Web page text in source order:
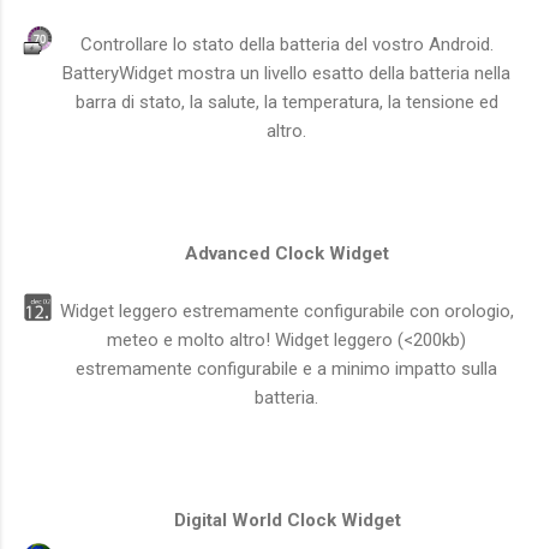
Controllare lo stato della batteria del vostro Android.
BatteryWidget mostra un livello esatto della batteria nella
barra di stato, la salute, la temperatura, la tensione ed
altro.
Advanced Clock Widget
Widget leggero estremamente configurabile con orologio,
meteo e molto altro! Widget leggero (<200kb)
estremamente configurabile e a minimo impatto sulla
batteria.
Digital World Clock Widget